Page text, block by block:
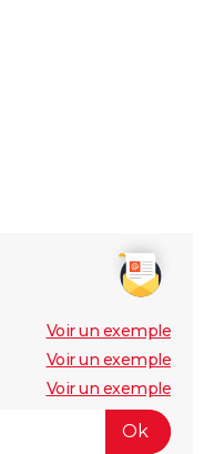
Voir un exemple
Voir un exemple
Voir un exemple